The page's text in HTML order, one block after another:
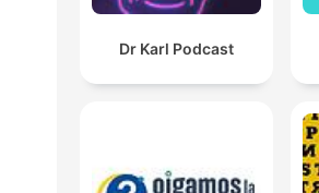
Dr Karl Podcast